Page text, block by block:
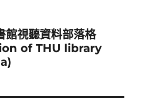
館視聽資料部落格
of THU library